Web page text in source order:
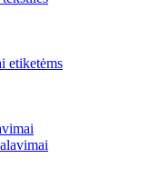
etiketėms